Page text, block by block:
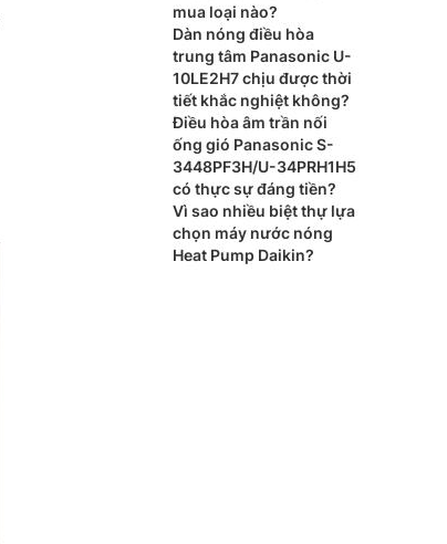
mua loại nào?
Dàn nóng điều hòa
trung tâm Panasonic U-
10LE2H7 chịu được thời
tiết khắc nghiệt không?
Điều hòa âm trần nối
ống gió Panasonic S-
3448PF3H/U-34PRH1H5
có thực sự đáng tiền?
Vì sao nhiều biệt thự lựa
chọn máy nước nóng
Heat Pump Daikin?